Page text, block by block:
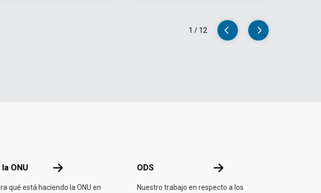
1 / 12
ONU Sobre la ONU
qué está haciendo la ONU en
ODS ODS
Nuestro trabajo en respecto a los